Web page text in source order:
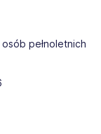
pełnoletnich